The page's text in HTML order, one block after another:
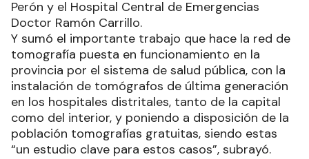
Perón y el Hospital Central de Emergencias
Doctor Ramón Carrillo.
Y sumó el importante trabajo que hace la red de
tomografía puesta en funcionamiento en la
provincia por el sistema de salud pública, con la
instalación de tomógrafos de última generación
en los hospitales distritales, tanto de la capital
como del interior, y poniendo a disposición de la
población tomografías gratuitas, siendo estas
“un estudio clave para estos casos”, subrayó.